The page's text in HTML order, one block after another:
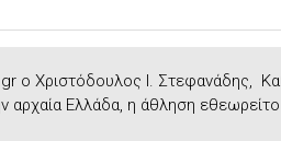
o Χριστόδουλος Ι. Στεφανάδης,
αρχαία Ελλάδα, η άθληση